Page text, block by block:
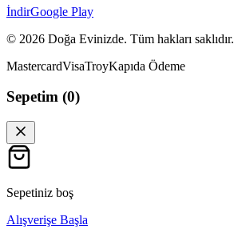
İndirGoogle Play
© 2026 Doğa Evinizde. Tüm hakları saklıdır.
MastercardVisaTroyKapıda Ödeme
Sepetim (0)
Sepetiniz boş
Alışverişe Başla